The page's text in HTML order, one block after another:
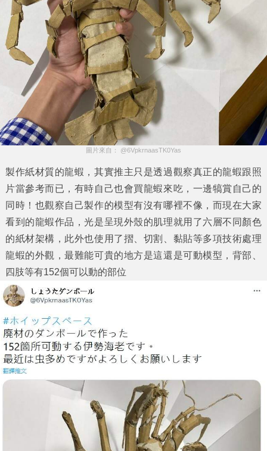
圖片來自： @6VpkrnaasTK0Yas
製作紙材質的龍蝦，其實推主只是透過觀察真正的龍蝦跟照
片當參考而已，有時自己也會買龍蝦來吃，一邊犒賞自己的
同時！也觀察自己製作的模型有沒有哪裡不像，而現在大家
看到的龍蝦作品，光是呈現外殼的肌理就用了六層不同顏色
的紙材架構，此外也使用了摺、切割、黏貼等多項技術處理
龍蝦的外觀，最難能可貴的地方是這還是可動模型，背部、
四肢等有152個可以動的部位